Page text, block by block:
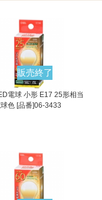
販売終了
電球 小形 E17 25形相当
色 [品番]06-3433